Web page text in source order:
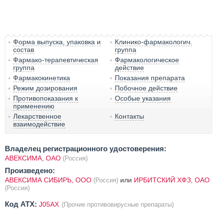
Форма выпуска, упаковка и
состав
Клинико-фармакологич.
группа
Фармако-терапевтическая
группа
Фармакологическое
действие
Фармакокинетика
Показания препарата
Режим дозирования
Побочное действие
Противопоказания к
применению
Особые указания
Лекарственное
взаимодействие
Контакты
Владелец регистрационного удостоверения:
АВЕКСИМА, ОАО (Россия)
Произведено:
АВЕКСИМА СИБИРЬ, ООО (Россия) или ИРБИТСКИЙ ХФЗ, ОАО
(Россия)
Код ATX: J05AX (Прочие противовирусные препараты)